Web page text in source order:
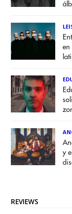
en
y
REVIEWS